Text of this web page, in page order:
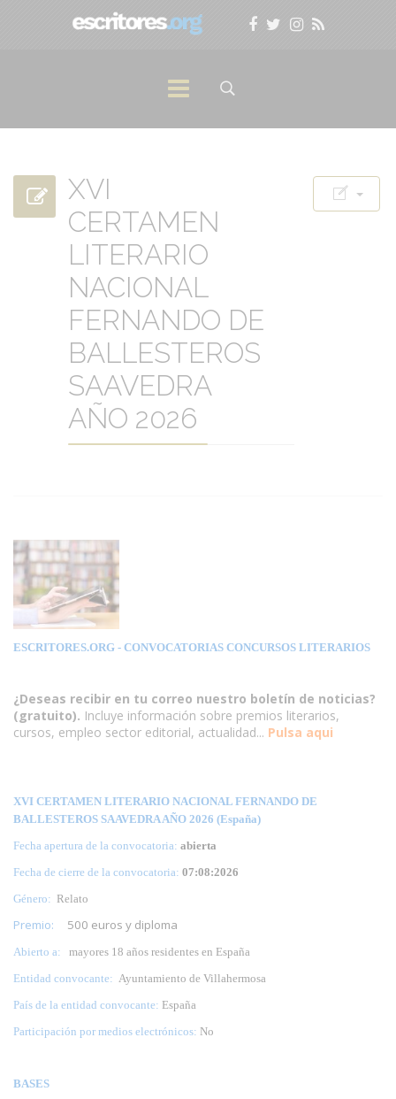
XVI
CERTAMEN
LITERARIO
NACIONAL
FERNANDO DE
BALLESTEROS
SAAVEDRA
AÑO 2026
ESCRITORES.ORG - CONVOCATORIAS CONCURSOS LITERARIOS
¿Deseas recibir en tu correo nuestro boletín de noticias?
(gratuito). Incluye información sobre premios literarios,
cursos, empleo sector editorial, actualidad... Pulsa aqui
XVI CERTAMEN LITERARIO NACIONAL FERNANDO DE
BALLESTEROS SAAVEDRA AÑO 2026 (España)
Fecha apertura de la convocatoria: abierta
Fecha de cierre de la convocatoria: 07:08:2026
Género: Relato
Premio: 500 euros y diploma
Abierto a:
mayores 18 años residentes en España
Entidad convocante: Ayuntamiento de Villahermosa
País de la entidad convocante: España
Participación por medios electrónicos: No
BASES